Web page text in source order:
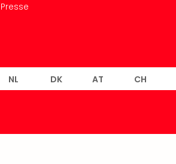
Presse
NL DK AT CH